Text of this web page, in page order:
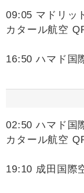
09:05 マドリッ
カタール航空
16:50 ハマド国
02:50 ハマド国
カタール航空
19:10 成田国際